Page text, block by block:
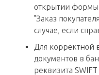
открытии формы
"Заказ
случае, если
Для корректной
документов в
реквизита